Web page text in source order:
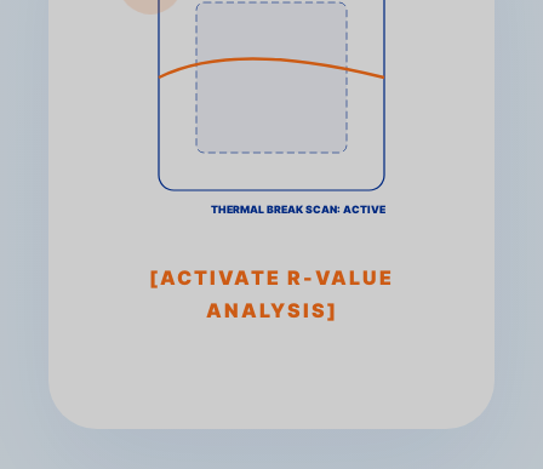
THERMAL BREAK SCAN: ACTIVE
[ACTIVATE R-VALUE
ANALYSIS]